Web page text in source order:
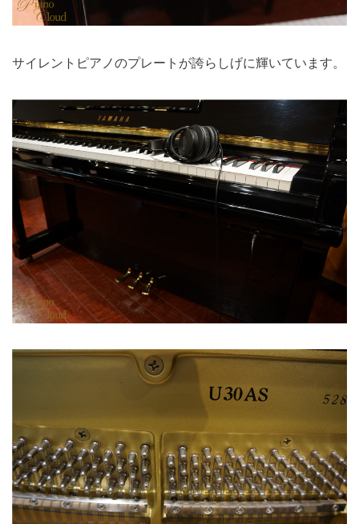
サイレントピアノのプレートが誇らしげに輝いています。